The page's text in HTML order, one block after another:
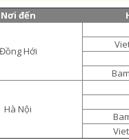
Nơi đến
Đồng Hới
Hà Nội